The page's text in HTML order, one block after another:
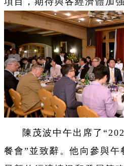
陳茂波中午出席了
餐會”並致辭。他向參與午